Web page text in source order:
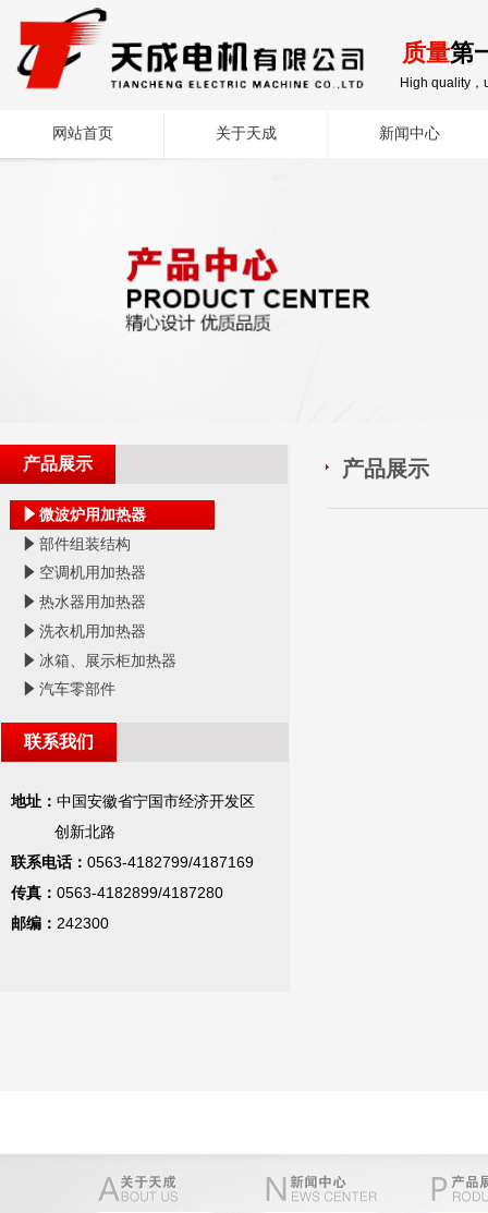
质量第
High quality
网站首页 关于天成 新闻中心
产品展示
联系我们
념 微波炉用加热器
념 部件组装结构
념 空调机用加热器
념 热水器用加热器
념 洗衣机用加热器
념 冰箱、展示柜加热器
념 汽车零部件
产品展示
地址： 中国安徽省宁国市经济开发区
创新北路
联系电话： 0563-4182799/4187169
传真： 0563-4182899/4187280
邮编： 242300